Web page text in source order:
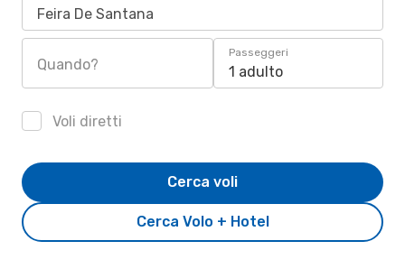
Feira De Santana
Quando?
Passeggeri
1 adulto
Voli diretti
Cerca Volo + Hotel
Cerca voli